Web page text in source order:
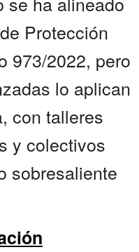
Protección
973/2022, pero
lo aplican
con talleres
y colectivos
sobresaliente